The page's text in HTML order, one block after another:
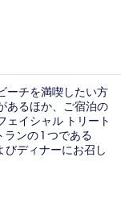
ーチを満喫したい方
あるほか、ご宿泊の
ェイシャル トリート
ンの 1 つである
ディナーにお召し
よびプールサイド
を高く評価してい